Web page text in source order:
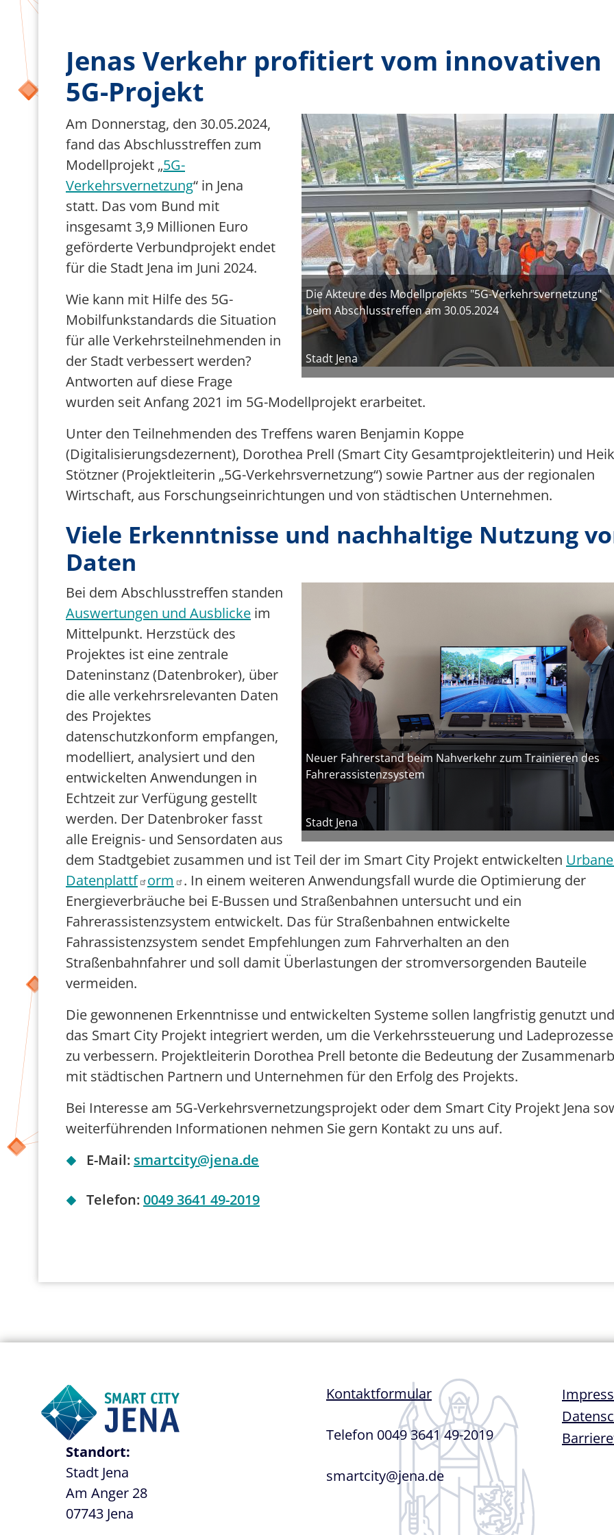
Förderer
Team 5G Verkehrsvernetzung
Jenas Verkehr profitiert vom innovativen
5G-Projekt
Bild
Die Akteure des Modellprojekts "5G-Verkehrsvernetzung"
beim Abschlusstreffen am 30.05.2024
Stadt Jena
Am Donnerstag, den 30.05.2024,
fand das Abschlusstreffen zum
Modellprojekt „5G-
Verkehrsvernetzung“ in Jena
statt. Das vom Bund mit
insgesamt 3,9 Millionen Euro
geförderteVerbundprojekt endet
für die Stadt Jena im Juni 2024.
Wie kann mit Hilfe des 5G-
Mobilfunkstandards die Situation
für alle Verkehrsteilnehmenden in
der Stadt verbessert werden?
Antworten auf diese Frage
wurden seit Anfang 2021 im 5G-Modellprojekt erarbeitet.
Unter den Teilnehmenden des Treffens waren Benjamin Koppe
(Digitalisierungsdezernent), Dorothea Prell (Smart City Gesamtprojektleiterin) und
Stötzner(Projektleiterin „5G-Verkehrsvernetzung“) sowie Partner aus der regionalen
Wirtschaft, aus Forschungseinrichtungen und von städtischen Unternehmen.
Viele Erkenntnisse und nachhaltige Nutzung
Daten
Neuer Fahrerstand beim Nahverkehr zum Trainieren des
Fahrerassistenzsystem
Stadt Jena
Bei dem Abschlusstreffen standen
Auswertungen und Ausblicke im
Mittelpunkt. Herzstück des
Projektes ist eine zentrale
Dateninstanz (Datenbroker), über
die alle verkehrsrelevanten Daten
des Projektes
datenschutzkonform empfangen,
modelliert, analysiert und den
entwickelten Anwendungen in
Echtzeit zur Verfügung gestellt
werden. Der Datenbroker fasst
alle Ereignis- und Sensordaten aus
dem Stadtgebiet zusammen und ist Teil der im Smart City Projekt entwickelten
Datenplattf orm . In einem weiteren Anwendungsfall wurde die Optimierung der
Energieverbräuche bei E-Bussen und Straßenbahnen untersucht und ein
Fahrerassistenzsystem entwickelt. Das für Straßenbahnen entwickelte
Fahrassistenzsystem sendet Empfehlungen zum Fahrverhalten an den
Straßenbahnfahrer und soll damit Überlastungen der stromversorgenden Bauteile
vermeiden.
Die gewonnenen Erkenntnisse und entwickelten Systeme sollen langfristig genutzt
das Smart City Projekt integriert werden, um die Verkehrssteuerung und Ladeprozesse
zu verbessern. Projektleiterin Dorothea Prell betonte die Bedeutung der
mit städtischen Partnern und Unternehmen für den Erfolg des Projekts.
Bei Interesse am 5G-Verkehrsvernetzungsprojekt oder dem Smart City Projekt Jena
weiterführenden Informationen nehmen Sie gern Kontakt zu uns auf.
E-Mail: smartcity@jena.de
Telefon:0049 3641 49-2019
Standort:
Stadt Jena
Am Anger 28
07743 Jena
Kontaktformular
Telefon 0049 3641 49-2019
smartcity@jena.de